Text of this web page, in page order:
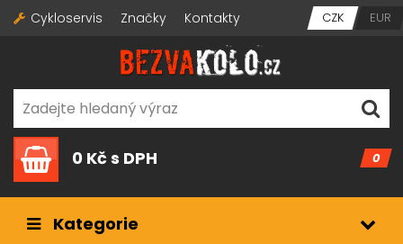
Cykloservis Značky Kontakty CZK EUR
0
0 Kčs DPH
Kategorie